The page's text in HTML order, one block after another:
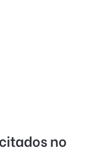
no